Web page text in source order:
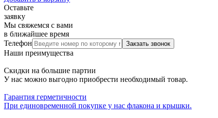
Оставьте
заявку
Мы свяжемся с вами
в ближайшее время
Телефон
Наши преимущества
Скидки на большие партии
У нас можно выгодно приобрести необходимый товар.
Гарантия герметичности
При единовременной покупке у нас флакона и крышки.